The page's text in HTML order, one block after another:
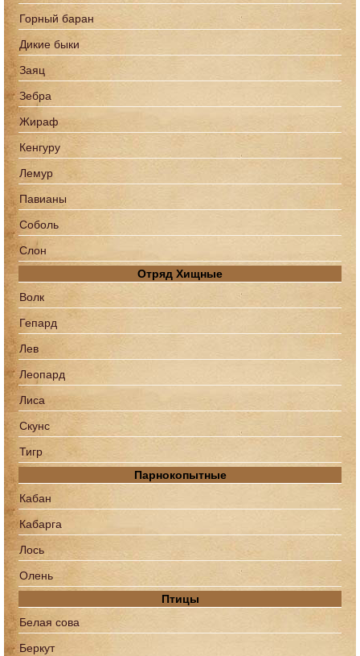
Горный баран
Дикие быки
Заяц
Зебра
Жираф
Кенгуру
Лемур
Павианы
Соболь
Слон
Отряд Хищные
Волк
Гепард
Лев
Леопард
Лиса
Скунс
Тигр
Парнокопытные
Кабан
Кабарга
Лось
Олень
Птицы
Белая сова
Беркут